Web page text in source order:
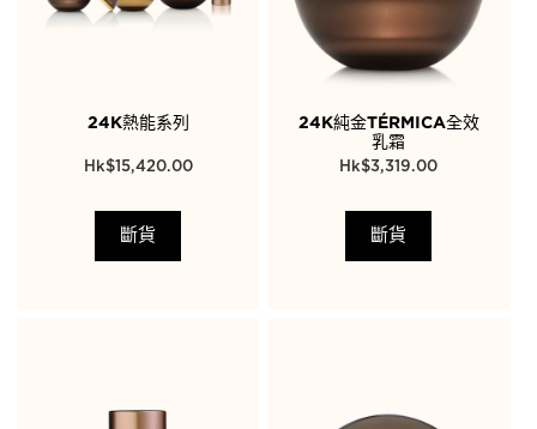
24K熱能系列
$15,420.00
斷貨
24K純金TÉRMICA全效
乳霜
$3,319.00
斷貨